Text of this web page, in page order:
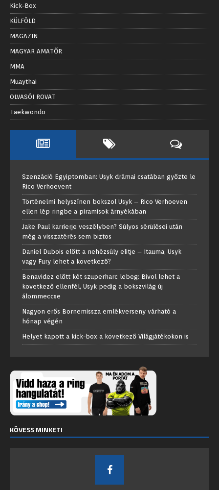
Kick-Box
KÜLFÖLD
MAGAZIN
MAGYAR AMATŐR
MMA
Muaythai
OLVASÓI ROVAT
Taekwondo
Szenzáció Egyiptomban: Usyk drámai csatában győzte le
Rico Verhoevent
Történelmi helyszínen bokszol Usyk – Rico Verhoeven
ellen lép ringbe a piramisok árnyékában
Jake Paul karrierje veszélyben? Súlyos sérülései után
még a visszatérés sem biztos
Daniel Dubois előtt a nehézsúly elitje – Itauma, Usyk
vagy Fury lehet a következő?
Benavidez előtt két szuperharc lebeg: Bivol lehet a
következő ellenfél, Usyk pedig a bokszvilág új
álommeccse
Nagyon erős Bornemissza emlékverseny várható a
hónap végén
Helyet kapott a kick-box a következő Világjátékokon is
KÖVESS MINKET!